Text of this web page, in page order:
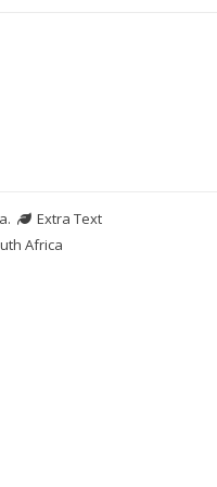
.
Extra Text
Africa